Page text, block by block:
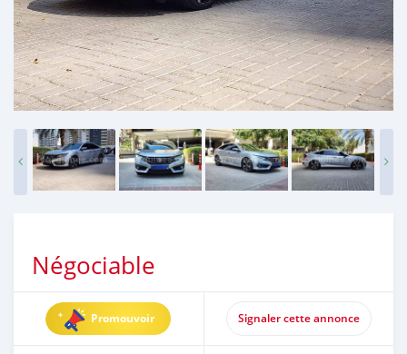
Négociable
Promouvoir Signaler cette annonce